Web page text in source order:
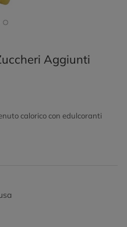
Aggiunti
calorico con edulcoranti